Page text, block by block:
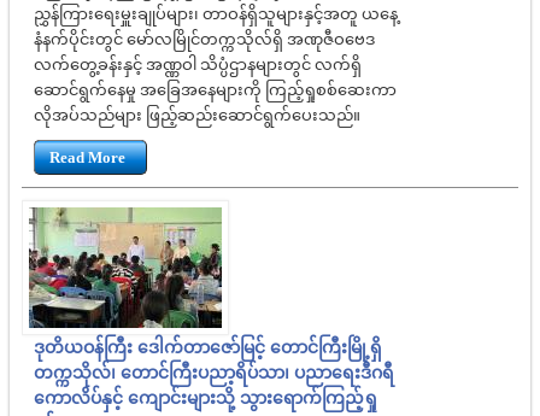
ညွှန်ကြားရေးမှူးချုပ်များ၊ တာဝန်ရှိသူများနှင့်အတူ ယနေ့
နံနက်ပိုင်းတွင် မော်လမြိုင်တက္ကသိုလ်ရှိ အဏုဇီဝဗေဒ
လက်တွေ့ခန်းနှင့် အဏ္ဏဝါ သိပ္ပံဌာနများတွင် လက်ရှိ
ဆောင်ရွက်နေမှု အခြေအနေများကို ကြည့်ရှုစစ်ဆေးကာ
လိုအပ်သည်များ ဖြည့်ဆည်းဆောင်ရွက်ပေးသည်။
Read More
ဒုတိယဝန်ကြီး ဒေါက်တာဇော်မြင့် တောင်ကြီးမြို့ရှိ
တက္ကသိုလ်၊ တောင်ကြီးပညာ့ရိပ်သာ၊ ပညာရေးဒီဂရီ
ကောလိပ်နှင့် ကျောင်းများသို့ သွားရောက်ကြည့်ရှု